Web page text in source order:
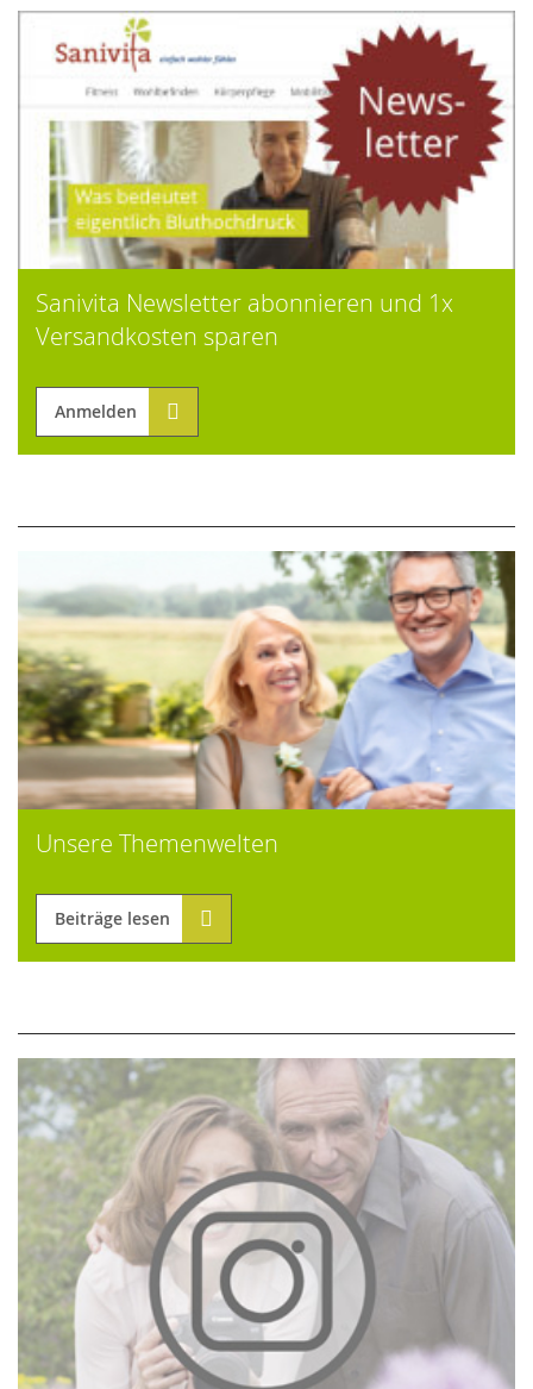
Sanivita Newsletter abonnieren und 1x
Versandkosten sparen
Anmelden
Unsere Themenwelten
Beiträge lesen